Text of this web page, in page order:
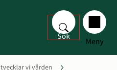
Sök Meny
vi vården